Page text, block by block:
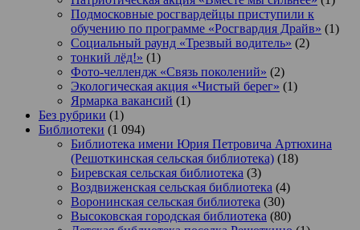
Подмосковные росгвардейцы приступили к
обучению по программе «Росгвардия Драйв» (1)
Социальный раунд «Трезвый водитель» (2)
тонкий лёд!» (1)
Фото-челлендж «Связь поколений» (2)
Экологическая акция «Чистый берег» (1)
Ярмарка вакансий (1)
Без рубрики (1)
Библиотеки (1 094)
Библиотека имени Юрия Петровича Артюхина
(Решоткинская сельская библиотека) (18)
Биревская сельская библиотека (3)
Воздвиженская сельская библиотека (4)
Воронинская сельская библиотека (30)
Высоковская городская библиотека (80)